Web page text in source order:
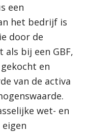
een
het bedrijf is
door de
bij een GBF,
en
van de activa
wet- en
eigen